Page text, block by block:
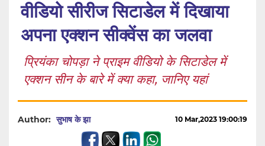
वीडियो सीरीज सिटाडेल में दिखाया
अपना एक्शन सीक्वेंस का जलवा
प्रियंका चोपड़ा ने प्राइम वीडियो के सिटाडेल में
एक्शन सीन के बारे में क्या कहा, जानिए यहां
Author: सुभाष के झा 10 Mar,2023 19:00:19